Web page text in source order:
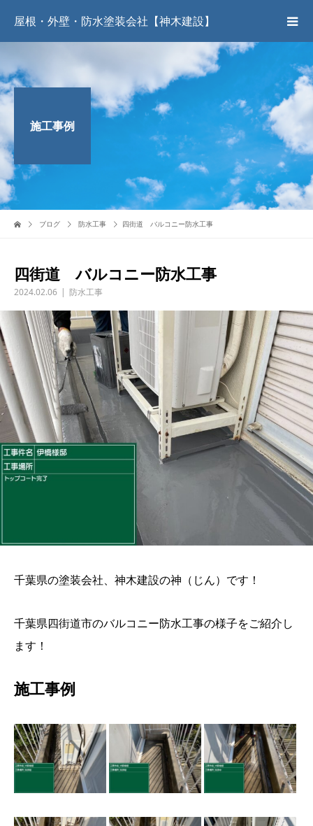
屋根・外壁・防水塗装会社【神木建設】
施工事例
ブログ 防水工事 四街道 バルコニー防水工事
四街道 バルコニー防水工事
2024.02.06 防水工事
千葉県の塗装会社、神木建設の神（じん）です！
千葉県四街道市のバルコニー防水工事の様子をご紹介し
ます！
施工事例